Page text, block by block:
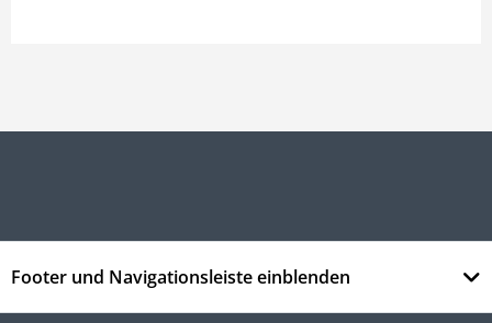
Footer und Navigationsleiste einblenden